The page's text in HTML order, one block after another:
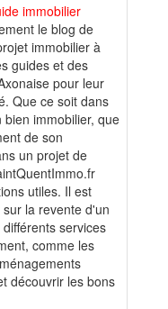
immobilier
le blog de
immobilier à
guides et des
pour leur
Que ce soit dans
immobilier, que
de son
un projet de
utiles. Il est
la revente d'un
services
comme les
découvrir les bons